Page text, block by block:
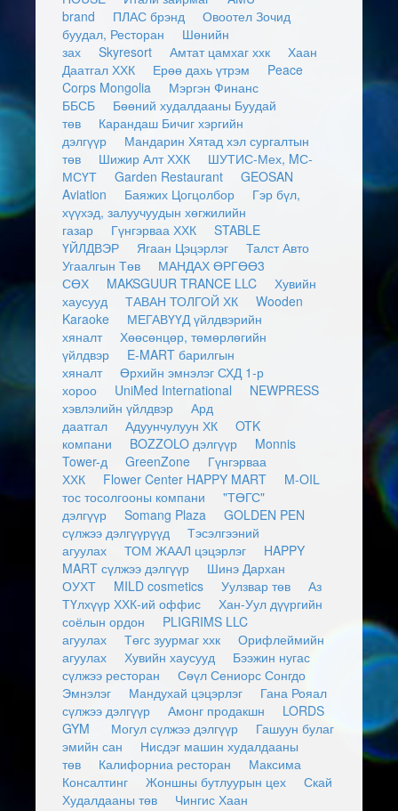
brand
ПЛАС брэнд
Овоотел Зочид
буудал, Ресторан
Шөнийн
зах
Skyresort Амтат цамхаг ххк
Хаан
Даатгал ХХК
Ерөө дахь үтрэм
Peace
Corps Mongolia
Мэргэн Финанс
ББСБ
Бөөний худалдааны Буудай
төв
Карандаш Бичиг хэргийн
дэлгүүр
Мандарин Хятад хэл сургалтын
төв
Шижир Алт ХХК
ШУТИС-Мех, MС-
МСҮТ
Garden Restaurant
GEOSAN
Aviation
Баяжих Цогцолбор
Гэр бүл,
хүүхэд, залуучуудын хөгжилийн
газар
Гүнгэрваа ХХК
STABLE
ҮЙЛДВЭР
Ягаан Цэцэрлэг
Талст Авто
Угаалгын Төв
МАНДАХ ӨРГӨӨ3
СӨХ
MAKSGUUR TRANCE LLC
Хувийн
хаусууд
ТАВАН ТОЛГОЙ ХК
Wooden
Karaoke
МЕГАВҮҮД үйлдвэрийн
хяналт
Хөөсөнцөр, төмөрлөгийн
үйлдвэр
E-MART барилгын
хяналт
Өрхийн эмнэлэг СХД 1-р
хороо
UniMed International
NEWPRESS
хэвлэлийн үйлдвэр
Ард
даатгал
Адуунчулуун ХК
OTK
компани
BOZZOLO дэлгүүр
Monnis
Tower-д
GreenZone
Гүнгэрваа
ХХК
Flower Center HAPPY MART
M-OIL
тос тосолгооны компани
"ТӨГС"
дэлгүүр
Somang Plaza
GOLDEN PEN
сүлжээ дэлгүүрүүд
Тэсэлгээний
агуулах
ТОМ ЖААЛ цэцэрлэг
HAPPY
MART сүлжээ дэлгүүр
Шинэ Дархан
ОУХТ
MILD cosmetics Уулзвар төв
Аз
ТҮлхүүр ХХК-ий оффис
Хан-Уул дүүргийн
соёлын ордон
PLIGRIMS LLC
агуулах
Төгс зуурмаг ххк
Орифлеймийн
агуулах
Хувийн хаусууд
Бээжин нугас
сүлжээ ресторан
Сөүл Сениорс Сонгдо
Эмнэлэг
Мандухай цэцэрлэг
Гана Рояал
сүлжээ дэлгүүр
Амонг продакшн
LORDS
GYM
Могул сүлжээ дэлгүүр
Гашуун булаг
эмийн сан
Нисдэг машин худалдааны
төв
Калифорниа ресторан
Максима
Консалтинг
Жоншны бутлуурын цех
Скай
Худалдааны төв
Чингис Хаан